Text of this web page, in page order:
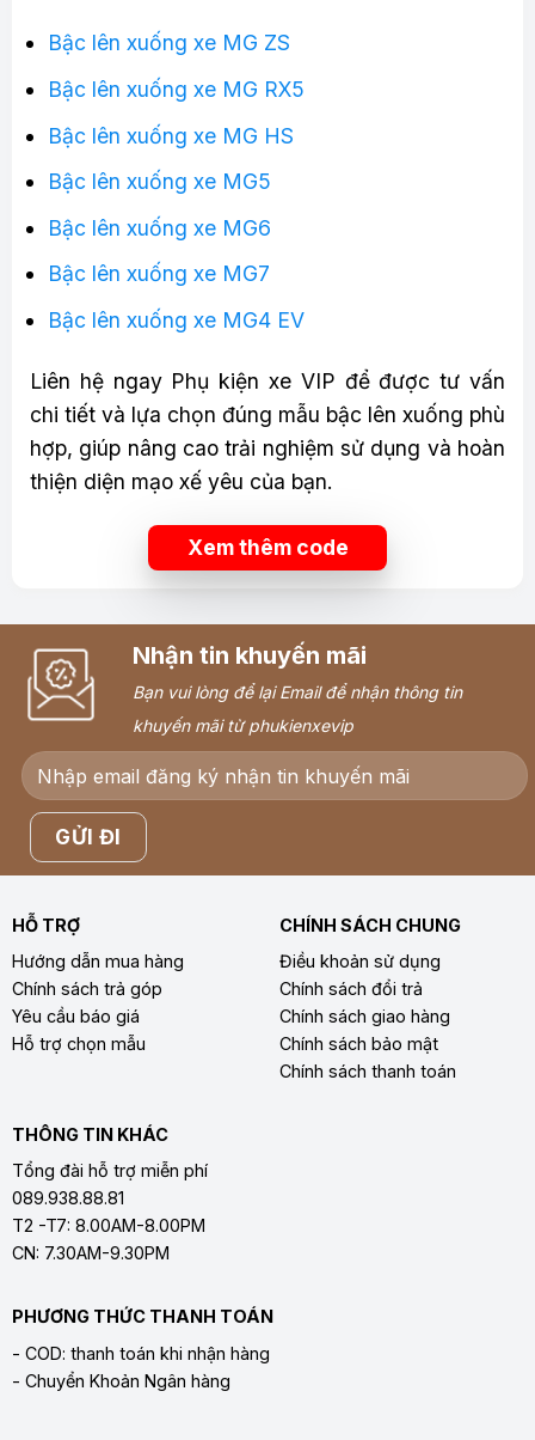
Bậc lên xuống xe MG ZS
Bậc lên xuống xe MG RX5
Bậc lên xuống xe MG HS
Bậc lên xuống xe MG5
Bậc lên xuống xe MG6
Bậc lên xuống xe MG7
Bậc lên xuống xe MG4 EV
Liên hệ ngay Phụ kiện xe VIP để được tư vấn
chi tiết và lựa chọn đúng mẫu bậc lên xuống phù
hợp, giúp nâng cao trải nghiệm sử dụng và hoàn
thiện diện mạo xế yêu của bạn.
Xem thêm code
Nhận tin khuyến mãi
Bạn vui lòng để lại Email để nhận thông tin
khuyến mãi từ phukienxevip
HỖ TRỢ
Hướng dẫn mua hàng
Chính sách trả góp
Yêu cầu báo giá
Hỗ trợ chọn mẫu
CHÍNH SÁCH CHUNG
Điều khoản sử dụng
Chính sách đổi trả
Chính sách giao hàng
Chính sách bảo mật
Chính sách thanh toán
THÔNG TIN KHÁC
Tổng đài hỗ trợ miễn phí
089.938.88.81
T2 -T7: 8.00AM-8.00PM
CN: 7.30AM-9.30PM
PHƯƠNG THỨC THANH TOÁN
- COD: thanh toán khi nhận hàng
- Chuyển Khoản Ngân hàng